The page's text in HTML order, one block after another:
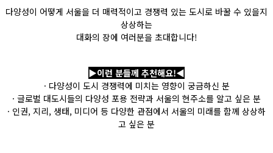
다양성이 어떻게 서울을 더 매력적이고 경쟁력 있는 도시로 바꿀 수 있을지
상상하는
대화의 장에 여러분을 초대합니다!
▶이런 분들께 추천해요!◀
· 다양성이 도시 경쟁력에 미치는 영향이 궁금하신 분
· 글로벌 대도시들의 다양성 포용 전략과 서울의 현주소를 알고 싶은 분
· 인권, 지리, 생태, 미디어 등 다양한 관점에서 서울의 미래를 함께 상상하
고 싶은 분